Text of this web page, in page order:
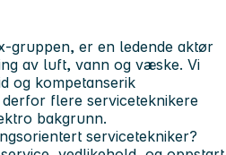
gruppen, er en ledende aktør
av luft, vann og væske. Vi
og kompetanserik
flere serviceteknikere
bakgrunn.
servicetekniker?